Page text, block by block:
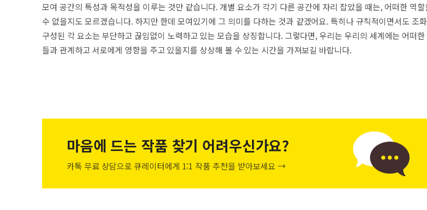
모여 공간의 특성과 목적성을 이루는 것만 같습니다. 개별 요소가 각기 다른 공간에 자리 잡았을 때는, 어떠한 역
수 없을지도 모르겠습니다. 하지만 한데 모여있기에 그 의미를 다하는 것과 같겠어요. 특히나 규칙적이면서도 조
구성된 각 요소는 부단하고 끊임없이 노력하고 있는 모습을 상징합니다. 그렇다면, 우리는 우리의 세계에는 어떠한
들과 관계하고 서로에게 영향을 주고 있을지를 상상해 볼 수 있는 시간을 가져보길 바랍니다.
마음에 드는 작품 찾기 어려우신가요?
카톡 무료 상담으로 큐레이터에게 1:1 작품 추천을 받아보세요 →